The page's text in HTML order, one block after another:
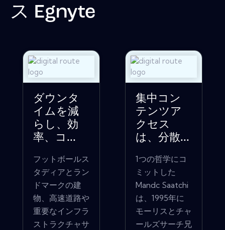
ス Egnyte
ダウンタ
イムを減
らし、効
率、コ...
フットボールス
タディアとラン
ドマークの建
物、高速道路や
重要なインフラ
ストラクチャサ
集中コン
テンツア
クセス
は、分散...
1つの哲学にコ
ミットした
Mandc Saatchi
は、1995年に
モーリスとチャ
ールズサーチ兄